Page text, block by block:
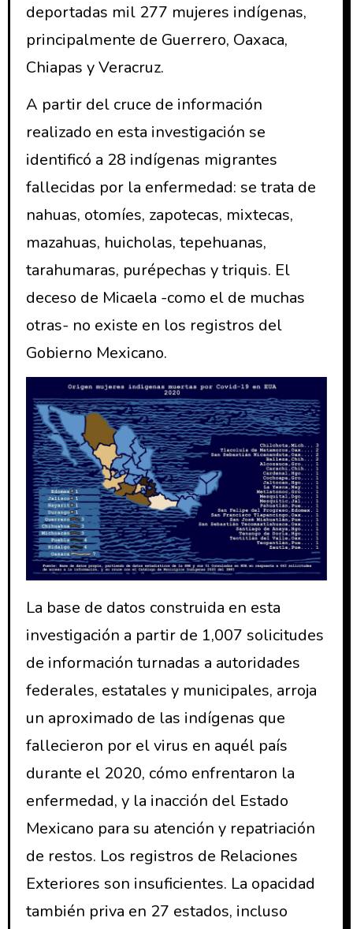
deportadas mil 277 mujeres indígenas,
principalmente de Guerrero, Oaxaca,
Chiapas y Veracruz.
A partir del cruce de información
realizado en esta investigación se
identificó a 28 indígenas migrantes
fallecidas por la enfermedad: se trata de
nahuas, otomíes, zapotecas, mixtecas,
mazahuas, huicholas, tepehuanas,
tarahumaras, purépechas y triquis. El
deceso de Micaela -como el de muchas
otras- no existe en los registros del
Gobierno Mexicano.
La base de datos construida en esta
investigación a partir de 1,007 solicitudes
de información turnadas a autoridades
federales, estatales y municipales, arroja
un aproximado de las indígenas que
fallecieron por el virus en aquél país
durante el 2020, cómo enfrentaron la
enfermedad, y la inacción del Estado
Mexicano para su atención y repatriación
de restos. Los registros de Relaciones
Exteriores son insuficientes. La opacidad
también priva en 27 estados, incluso